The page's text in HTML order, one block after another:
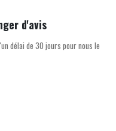
d'avis
délai de 30 jours pour nous le